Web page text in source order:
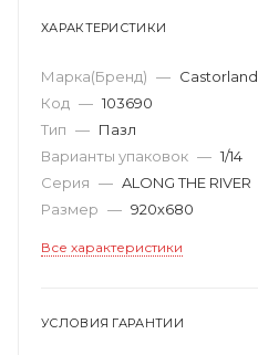
ХАРАКТЕРИСТИКИ
Марка(Бренд) — Castorland
Код — 103690
Тип — Пазл
Варианты упаковок — 1/14
Серия — ALONG THE RIVER
Размер — 920х680
Все характеристики
УСЛОВИЯ ГАРАНТИИ